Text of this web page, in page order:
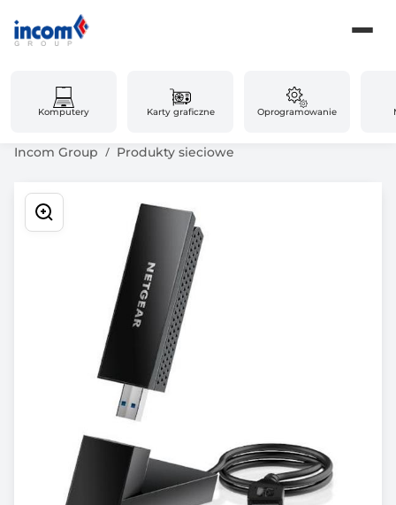
Komputery Karty graficzne Oprogramowanie
Incom Group Produkty sieciowe